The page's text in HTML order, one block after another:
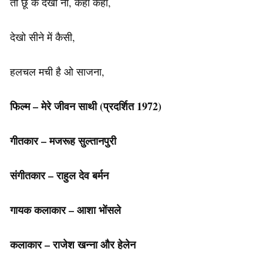
देखो सीने में कैसी,
हलचल मची है ओ साजना,
फिल्म – मेरे जीवन साथी (प्रदर्शित 1972)
गीतकार – मजरूह सुल्तानपुरी
संगीतकार – राहुल देव बर्मन
गायक कलाकार –आशा भोंसले
कलाकार – राजेश खन्ना और हेलेन